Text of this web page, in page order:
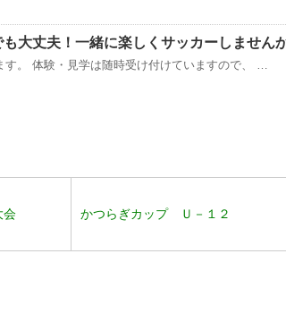
大丈夫！一緒に楽しくサッカーしません
。 体験・見学は随時受け付けていますので、 …
会 かつらぎカップ Ｕ－１２